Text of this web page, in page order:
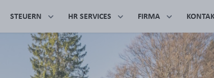
STEUERN HR SERVICES FIRMA